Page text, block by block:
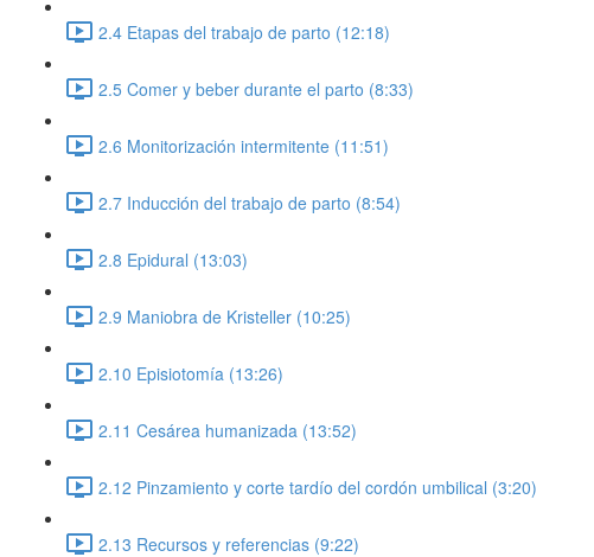
2.4 Etapas del trabajo de parto (12:18)
2.5 Comer y beber durante el parto (8:33)
2.6 Monitorización intermitente (11:51)
2.7 Inducción del trabajo de parto (8:54)
2.8 Epidural (13:03)
2.9 Maniobra de Kristeller (10:25)
2.10 Episiotomía (13:26)
2.11 Cesárea humanizada (13:52)
2.12 Pinzamiento y corte tardío del cordón umbilical (3:20)
2.13 Recursos y referencias (9:22)